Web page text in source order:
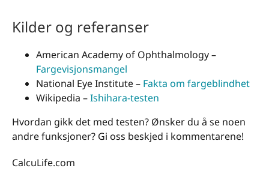
Kilder og referanser
American Academy of Ophthalmology –
Fargevisjonsmangel
National Eye Institute – Fakta om fargeblindhet
Wikipedia –Ishihara-testen
Hvordan gikk det med testen? Ønsker du å se noen
andre funksjoner? Gi oss beskjed i kommentarene!
CalcuLife.com